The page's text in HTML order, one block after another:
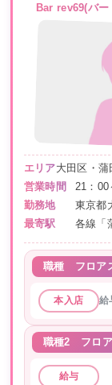
Bar rev69(バー
エリア大田区・蒲
営業時間
21：00
勤務地
東京都
最寄駅
各線「
職種 フロア
本入店 給
職種2 フロ
給与